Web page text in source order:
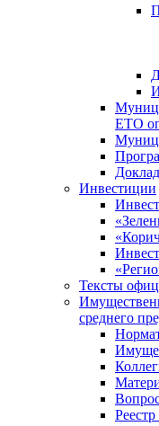
ЕТО
Инвестиции
Тексты
среднего